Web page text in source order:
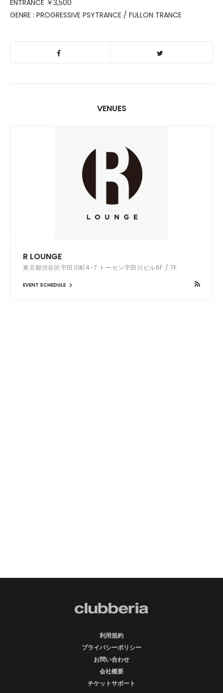
ENTRANCE ￥3,500
GENRE : PROGRESSIVE PSYTRANCE / FULLON TRANCE
VENUES
R LOUNGE
東京都渋谷区宇田川町4-7 トーセン宇田川ビル6F / 7F
EVENT SCHEDULE
利用規約
プライバシーポリシー
お問い合わせ
会社概要
チケットサポート